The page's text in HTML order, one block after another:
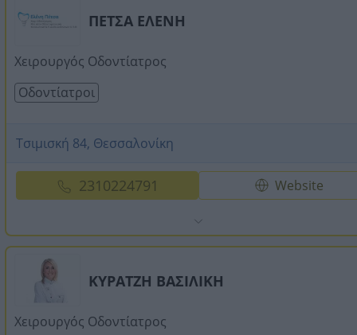
ΠΕΤΣΑ ΕΛΕΝΗ
Χειρουργός Οδοντίατρος
Οδοντίατροι
Τσιμισκή 84, Θεσσαλονίκη
2310224791 Website
ΚΥΡΑΤΖΗ ΒΑΣΙΛΙΚΗ
Χειρουργός Οδοντίατρος